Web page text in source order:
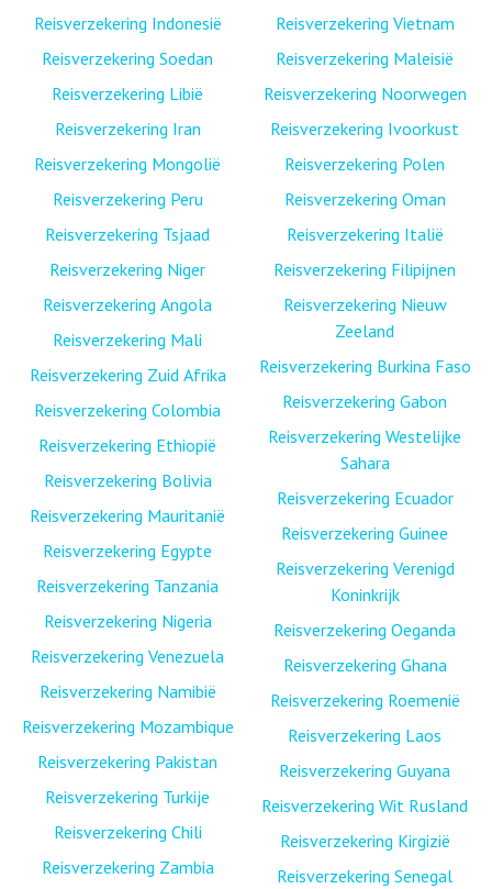
Reisverzekering Indonesië
Reisverzekering Soedan
Reisverzekering Libië
Reisverzekering Iran
Reisverzekering Mongolië
Reisverzekering Peru
Reisverzekering Tsjaad
Reisverzekering Niger
Reisverzekering Angola
Reisverzekering Mali
Reisverzekering Zuid Afrika
Reisverzekering Colombia
Reisverzekering Ethiopië
Reisverzekering Bolivia
Reisverzekering Mauritanië
Reisverzekering Egypte
Reisverzekering Tanzania
Reisverzekering Nigeria
Reisverzekering Venezuela
Reisverzekering Namibië
Reisverzekering Mozambique
Reisverzekering Pakistan
Reisverzekering Turkije
Reisverzekering Chili
Reisverzekering Zambia
Reisverzekering Vietnam
Reisverzekering Maleisië
Reisverzekering Noorwegen
Reisverzekering Ivoorkust
Reisverzekering Polen
Reisverzekering Oman
Reisverzekering Italië
Reisverzekering Filipijnen
Reisverzekering Nieuw
Zeeland
Reisverzekering Burkina Faso
Reisverzekering Gabon
Reisverzekering Westelijke
Sahara
Reisverzekering Ecuador
Reisverzekering Guinee
Reisverzekering Verenigd
Koninkrijk
Reisverzekering Oeganda
Reisverzekering Ghana
Reisverzekering Roemenië
Reisverzekering Laos
Reisverzekering Guyana
Reisverzekering Wit Rusland
Reisverzekering Kirgizië
Reisverzekering Senegal